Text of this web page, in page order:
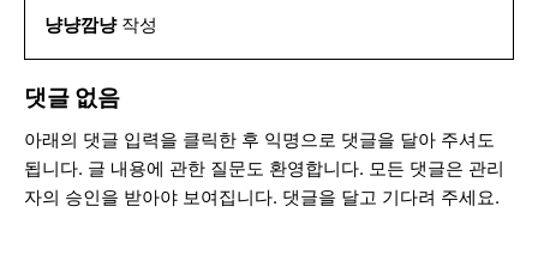
냥냥깜냥작성
댓글 없음
아래의 댓글 입력을 클릭한 후 익명으로 댓글을 달아 주셔도
됩니다. 글 내용에 관한 질문도 환영합니다. 모든 댓글은 관리
자의 승인을 받아야 보여집니다. 댓글을 달고 기다려 주세요.